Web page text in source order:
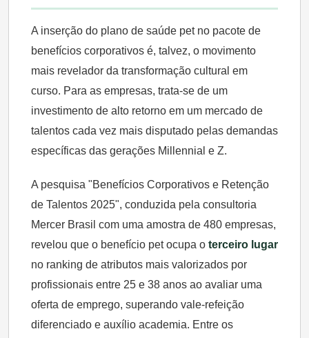
A inserção do plano de saúde pet no pacote de
benefícios corporativos é, talvez, o movimento
mais revelador da transformação cultural em
curso. Para as empresas, trata-se de um
investimento de alto retorno em um mercado de
talentos cada vez mais disputado pelas demandas
específicas das gerações Millennial e Z.
A pesquisa "Benefícios Corporativos e Retenção
de Talentos 2025", conduzida pela consultoria
Mercer Brasil com uma amostra de 480 empresas,
revelou que o benefício pet ocupa o terceiro lugar
no ranking de atributos mais valorizados por
profissionais entre 25 e 38 anos ao avaliar uma
oferta de emprego, superando vale-refeição
diferenciado e auxílio academia. Entre os